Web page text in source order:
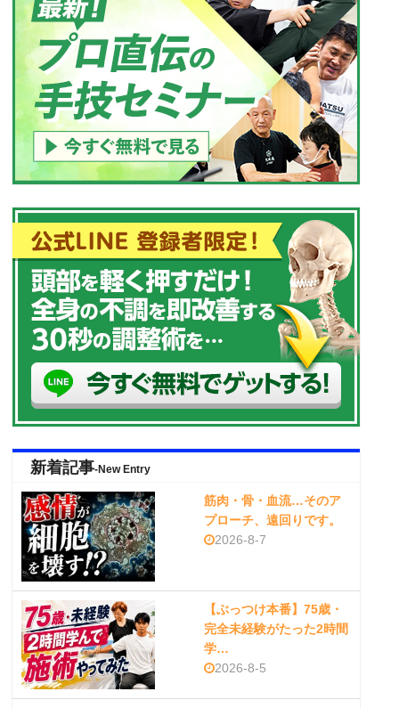
新着記事-New Entry
筋肉・骨・血流…そのア
プローチ、遠回りです。
2026-8-7
【ぶっつけ本番】75歳・
完全未経験がたった2時間
学…
2026-8-5